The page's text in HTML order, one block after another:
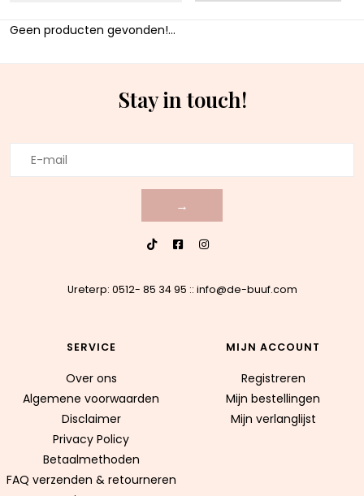
Geen producten gevonden!...
Stay in touch!
→
Ureterp: 0512- 85 34 95 :: info@de-buuf.com
SERVICE
Over ons
Algemene voorwaarden
Disclaimer
Privacy Policy
Betaalmethoden
FAQ verzenden & retourneren
MIJN ACCOUNT
Registreren
Mijn bestellingen
Mijn verlanglijst